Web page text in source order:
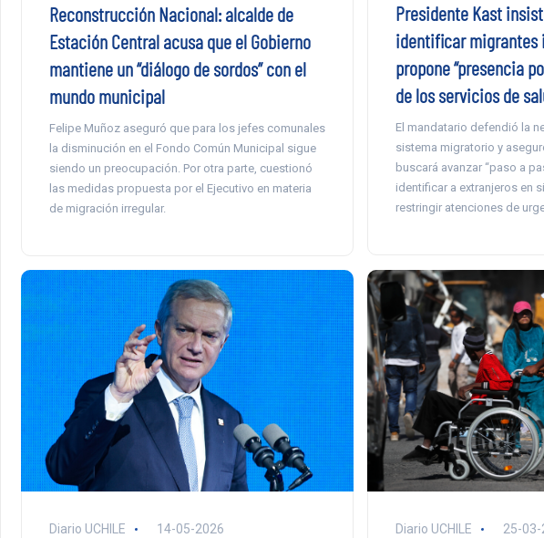
Reconstrucción Nacional: alcalde de
Estación Central acusa que el Gobierno
mantiene un “diálogo de sordos” con el
mundo municipal
Felipe Muñoz aseguró que para los jefes comunales
la disminución en el Fondo Común Municipal sigue
siendo un preocupación. Por otra parte, cuestionó
las medidas propuesta por el Ejecutivo en materia
de migración irregular.
Presidente Kast
identificar migrantes
propone “presencia
de los servicios de
El mandatario defendió la
sistema migratorio y
buscará avanzar “paso a
identificar a extranjeros en
restringir atenciones de
Diario UCHILE 14-05-2026 Diario UCHILE 25-03-